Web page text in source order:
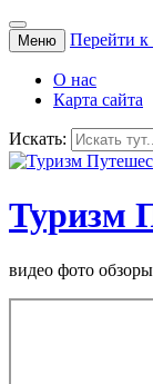
Меню Перейти
О нас
Карта сайта
Искать:
Туризм
видео фото обзоры